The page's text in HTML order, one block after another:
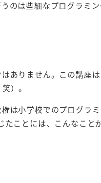
のは些細なプログラミ
ありません。この講座
）。
は小学校でのプログラ
ことには、こんなこと